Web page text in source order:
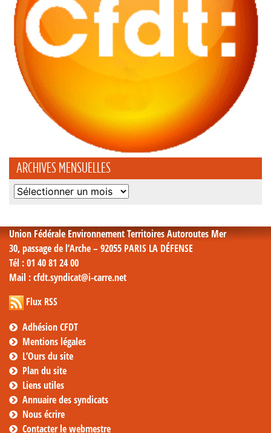
ARCHIVES MENSUELLES
Archives
Union Fédérale Environnement Territoires Autoroutes Mer
30, passage de l’Arche – 92055 PARIS LA DÉFENSE
Tél : 01 40 81 24 00
Mail : cfdt.syndicat@i-carre.net
Flux RSS
Adhésion CFDT
Mentions légales
L’Ours du site
Plan du site
Liens utiles
Annuaire des syndicats
Nous écrire
Contacter le webmestre